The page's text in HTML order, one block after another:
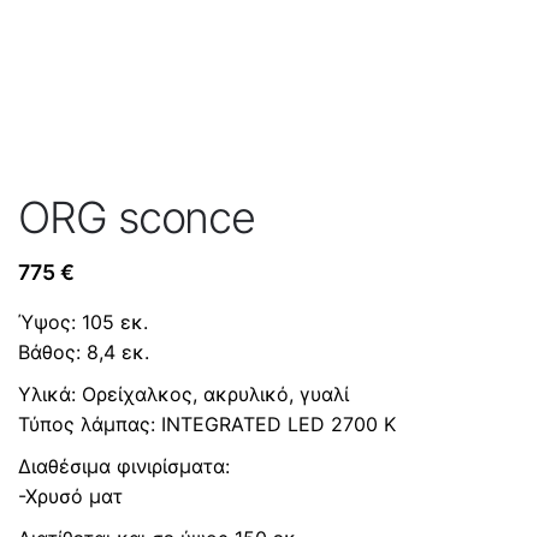
ORG sconce
775 €
Ύψος: 105 εκ.
Βάθος: 8,4 εκ.
Υλικά: Ορείχαλκος, ακρυλικό, γυαλί
Τύπος λάμπας: INTEGRATED LED 2700 K
Διαθέσιμα φινιρίσματα:
-Χρυσό ματ